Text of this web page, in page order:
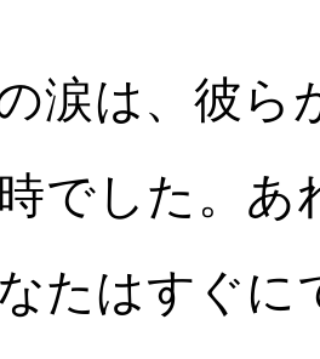
涙は、彼ら
でした。あ
たはすぐに